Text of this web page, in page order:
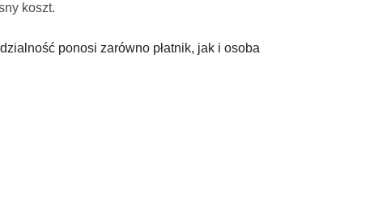
koszt.
ponosi zarówno płatnik, jak i osoba